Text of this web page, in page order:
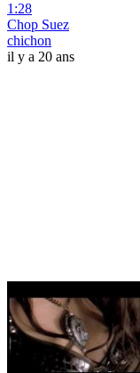
1:28
Chop Suez
chichon
il y a 20 ans